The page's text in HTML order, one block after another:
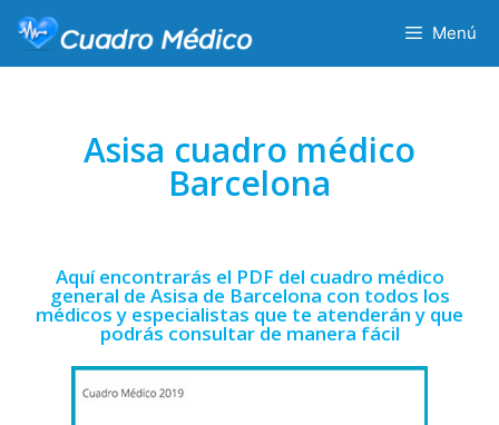
Menú
Asisa cuadro médico
Barcelona
Aquí encontrarás el PDF del cuadro médico
general de Asisa de Barcelona con todos los
médicos y especialistas que te atenderán y que
podrás consultar de manera fácil